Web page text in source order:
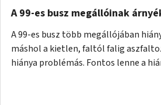
A 99-es busz megállóinak
A 99-es busz több megállójában
máshol a kietlen, faltól falig
hiánya problémás. Fontos lenne a